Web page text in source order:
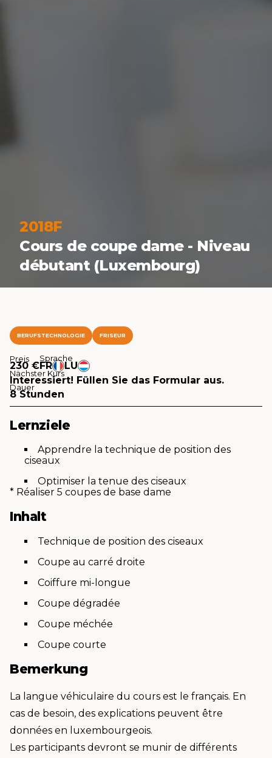
2018F
Cours de coupe dame - Niveau
débutant (Luxembourg)
BERUFSTECHNOLOGIE FRISEUR
Preis
230 €
Sprache
FR LU
Nächster Kurs
Interessiert! Füllen Sie das Formular aus.
Dauer
8 Stunden
Lernziele
Apprendre la technique de position des
ciseaux
Optimiser la tenue des ciseaux
* Réaliser 5 coupes de base dame
Inhalt
Technique de position des ciseaux
Coupe au carré droite
Coiffure mi-longue
Coupe dégradée
Coupe méchée
Coupe courte
Bemerkung
La langue véhiculaire du cours est le français. En
cas de besoin, des explications peuvent être
données en luxembourgeois.
Les participants devront se munir de différents